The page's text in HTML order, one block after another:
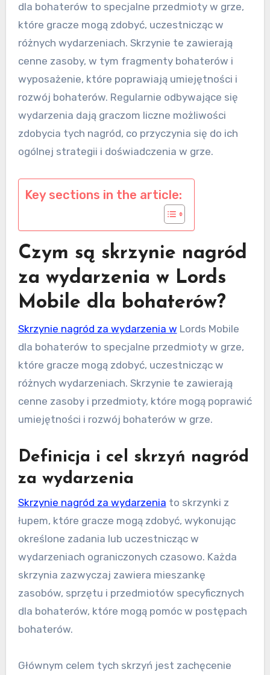
dla bohaterów to specjalne przedmioty w grze,
które gracze mogą zdobyć, uczestnicząc w
różnych wydarzeniach. Skrzynie te zawierają
cenne zasoby, w tym fragmenty bohaterów i
wyposażenie, które poprawiają umiejętności i
rozwój bohaterów. Regularnie odbywające się
wydarzenia dają graczom liczne możliwości
zdobycia tych nagród, co przyczynia się do ich
ogólnej strategii i doświadczenia w grze.
Key sections in the article:
Czym są skrzynie nagród
za wydarzenia w Lords
Mobile dla bohaterów?
Skrzynie nagród za wydarzenia w Lords Mobile
dla bohaterów to specjalne przedmioty w grze,
które gracze mogą zdobyć, uczestnicząc w
różnych wydarzeniach. Skrzynie te zawierają
cenne zasoby i przedmioty, które mogą poprawić
umiejętności i rozwój bohaterów w grze.
Definicja i cel skrzyń nagród
za wydarzenia
Skrzynie nagród za wydarzenia to skrzynki z
łupem, które gracze mogą zdobyć, wykonując
określone zadania lub uczestnicząc w
wydarzeniach ograniczonych czasowo. Każda
skrzynia zazwyczaj zawiera mieszankę
zasobów, sprzętu i przedmiotów specyficznych
dla bohaterów, które mogą pomóc w postępach
bohaterów.
Głównym celem tych skrzyń jest zachęcenie